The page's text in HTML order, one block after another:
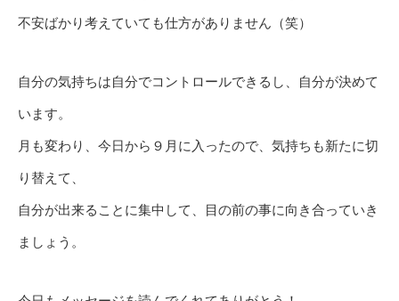
不安ばかり考えていても仕方がありません（笑）
自分の気持ちは自分でコントロールできるし、自分が決めて
います。
月も変わり、今日から９月に入ったので、気持ちも新たに切
り替えて、
自分が出来ることに集中して、目の前の事に向き合っていき
ましょう。